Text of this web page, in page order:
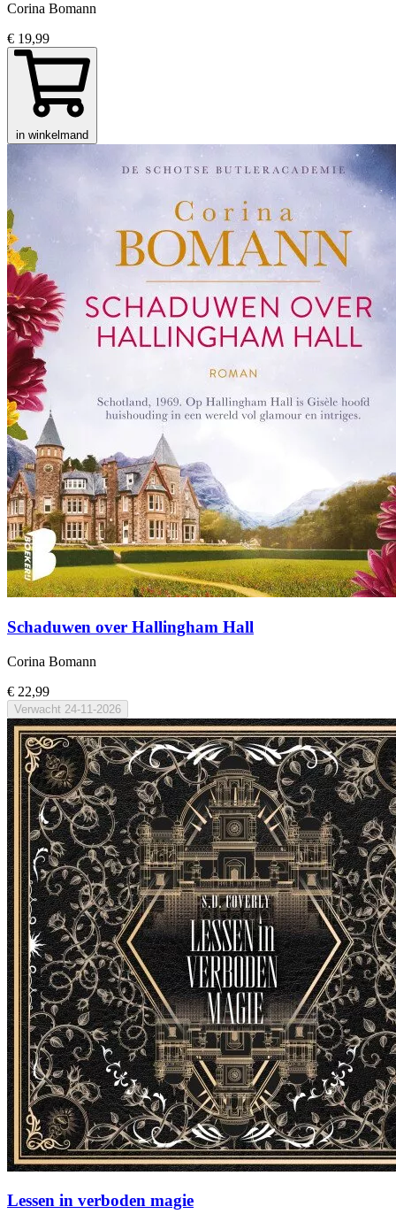
Corina Bomann
€ 19,99
in winkelmand
Schaduwen over Hallingham Hall
Corina Bomann
€ 22,99
Verwacht 24-11-2026
Lessen in verboden magie